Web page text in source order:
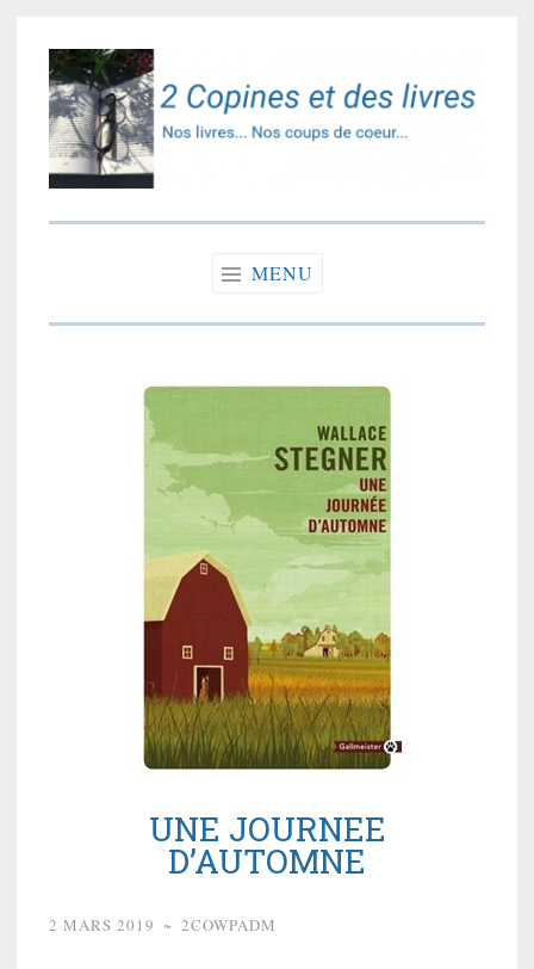
Accéder
au
contenu
principal
2 copines et des
Nos livres… Nos coups de coeur…
MENU
UNE JOURNEE
D’AUTOMNE
2 MARS 2019 ~ 2COWPADM